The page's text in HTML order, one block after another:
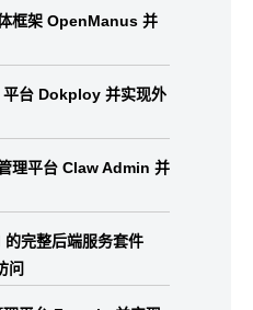
框架 OpenManus 并
平台 Dokploy 并实现外
理平台 Claw Admin 并
完整后端服务套件
问